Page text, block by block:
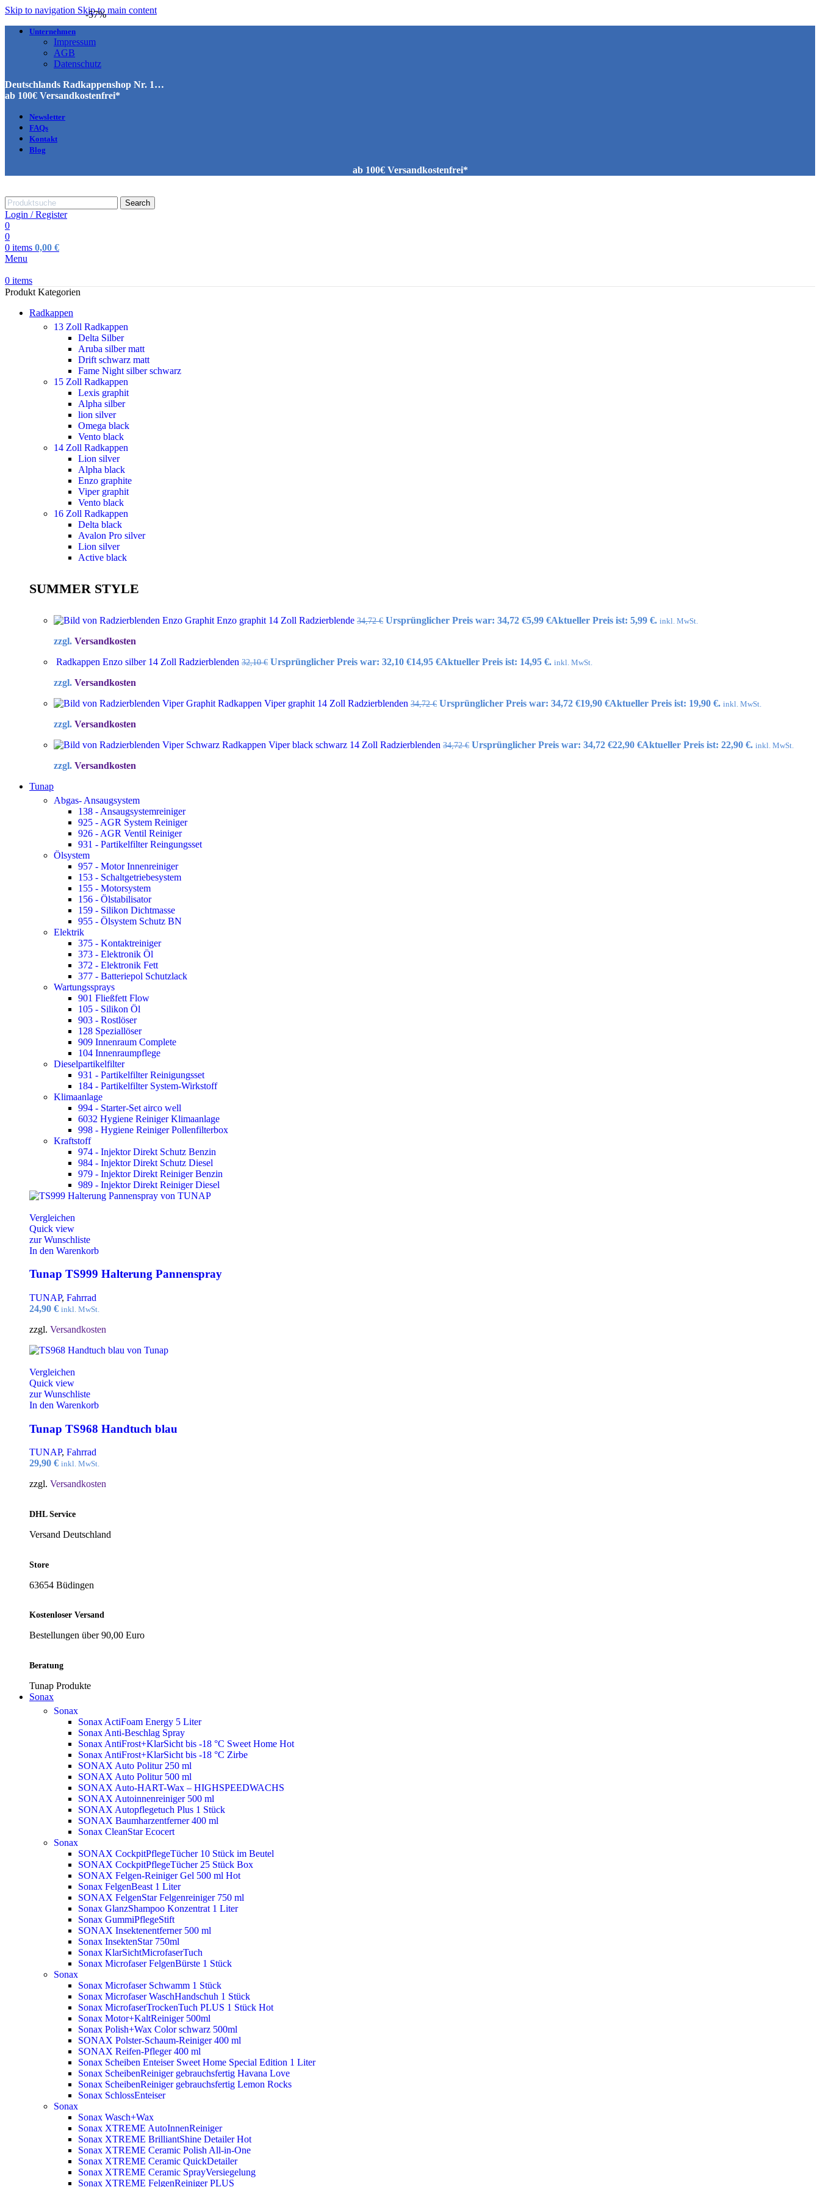
Skip to navigation Skip to main content
Unternehmen
Impressum
AGB
Datenschutz
Deutschlands Radkappenshop Nr. 1…
ab 100€ Versandkostenfrei*
Newsletter
FAQs
Kontakt
Blog
ab 100€ Versandkostenfrei*
Search
Login / Register
0
0
0 items 0,00 €
Menu
0 items
Produkt Kategorien
Radkappen
13 Zoll Radkappen
Delta Silber
Aruba silber matt
Drift schwarz matt
Fame Night silber schwarz
15 Zoll Radkappen
Lexis graphit
Alpha silber
lion silver
Omega black
Vento black
14 Zoll Radkappen
Lion silver
Alpha black
Enzo graphite
Viper graphit
Vento black
16 Zoll Radkappen
Delta black
Avalon Pro silver
Lion silver
Active black
SUMMER STYLE
Enzo graphit 14 Zoll Radzierblende 34,72€ Ursprünglicher Preis war: 34,72 €5,99 €Aktueller Preis ist: 5,99 €. inkl. MwSt.
zzgl. Versandkosten
Radkappen Enzo silber 14 Zoll Radzierblenden 32,10€ Ursprünglicher Preis war: 32,10 €14,95 €Aktueller Preis ist: 14,95 €. inkl. MwSt.
zzgl. Versandkosten
Radkappen Viper graphit 14 Zoll Radzierblenden 34,72€ Ursprünglicher Preis war: 34,72 €19,90 €Aktueller Preis ist: 19,90 €. inkl. MwSt.
zzgl. Versandkosten
Radkappen Viper black schwarz 14 Zoll Radzierblenden 34,72€ Ursprünglicher Preis war: 34,72 €22,90 €Aktueller Preis ist: 22,90 €. inkl. MwSt.
zzgl. Versandkosten
Tunap
Abgas- Ansaugsystem
138 - Ansaugsystemreiniger
925 - AGR System Reiniger
926 - AGR Ventil Reiniger
931 - Partikelfilter Reingungsset
Ölsystem
957 - Motor Innenreiniger
153 - Schaltgetriebesystem
155 - Motorsystem
156 - Ölstabilisator
159 - Silikon Dichtmasse
955 - Ölsystem Schutz BN
Elektrik
375 - Kontaktreiniger
373 - Elektronik Öl
372 - Elektronik Fett
377 - Batteriepol Schutzlack
Wartungssprays
901 Fließfett Flow
105 - Silikon Öl
903 - Rostlöser
128 Speziallöser
909 Innenraum Complete
104 Innenraumpflege
Dieselpartikelfilter
931 - Partikelfilter Reinigungsset
184 - Partikelfilter System-Wirkstoff
Klimaanlage
994 - Starter-Set airco well
6032 Hygiene Reiniger Klimaanlage
998 - Hygiene Reiniger Pollenfilterbox
Kraftstoff
974 - Injektor Direkt Schutz Benzin
984 - Injektor Direkt Schutz Diesel
979 - Injektor Direkt Reiniger Benzin
989 - Injektor Direkt Reiniger Diesel
Vergleichen
Quick view
zur Wunschliste
In den Warenkorb
Tunap TS999 Halterung Pannenspray
TUNAP, Fahrrad
24,90 € inkl. MwSt.
zzgl. Versandkosten
Vergleichen
Quick view
zur Wunschliste
In den Warenkorb
Tunap TS968 Handtuch blau
TUNAP, Fahrrad
29,90 € inkl. MwSt.
zzgl. Versandkosten
DHL Service
Versand Deutschland
Store
63654 Büdingen
Kostenloser Versand
Bestellungen über 90,00 Euro
Beratung
Tunap Produkte
Sonax
Sonax
Sonax ActiFoam Energy 5 Liter
Sonax Anti-Beschlag Spray
Sonax AntiFrost+KlarSicht bis -18 °C Sweet Home Hot
Sonax AntiFrost+KlarSicht bis -18 °C Zirbe
SONAX Auto Politur 250 ml
SONAX Auto Politur 500 ml
SONAX Auto-HART-Wax – HIGHSPEEDWACHS
SONAX Autoinnenreiniger 500 ml
SONAX Autopflegetuch Plus 1 Stück
SONAX Baumharzentferner 400 ml
Sonax CleanStar Ecocert
Sonax
SONAX CockpitPflegeTücher 10 Stück im Beutel
SONAX CockpitPflegeTücher 25 Stück Box
SONAX Felgen-Reiniger Gel 500 ml Hot
Sonax FelgenBeast 1 Liter
SONAX FelgenStar Felgenreiniger 750 ml
Sonax GlanzShampoo Konzentrat 1 Liter
Sonax GummiPflegeStift
SONAX Insektenentferner 500 ml
Sonax InsektenStar 750ml
Sonax KlarSichtMicrofaserTuch
Sonax Microfaser FelgenBürste 1 Stück
Sonax
Sonax Microfaser Schwamm 1 Stück
Sonax Microfaser WaschHandschuh 1 Stück
Sonax MicrofaserTrockenTuch PLUS 1 Stück Hot
Sonax Motor+KaltReiniger 500ml
Sonax Polish+Wax Color schwarz 500ml
SONAX Polster-Schaum-Reiniger 400 ml
SONAX Reifen-Pfleger 400 ml
Sonax Scheiben Enteiser Sweet Home Special Edition 1 Liter
Sonax ScheibenReiniger gebrauchsfertig Havana Love
Sonax ScheibenReiniger gebrauchsfertig Lemon Rocks
Sonax SchlossEnteiser
Sonax
Sonax Wasch+Wax
Sonax XTREME AutoInnenReiniger
Sonax XTREME BrilliantShine DetailerHot
Sonax XTREME Ceramic Polish All-in-One
Sonax XTREME Ceramic QuickDetailer
Sonax XTREME Ceramic SprayVersiegelung
Sonax XTREME FelgenReiniger PLUS
-57%